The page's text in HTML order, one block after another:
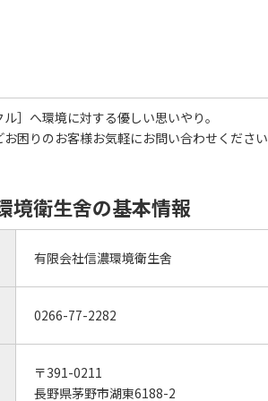
ル］へ環境に対する優しい思いやり。
困りのお客様お気軽にお問い合わせください
境衛生舍の基本情報
有限会社信濃環境衛生舍
0266-77-2282
〒391-0211
長野県茅野市湖東6188-2